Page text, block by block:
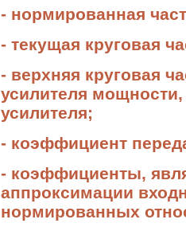
- нормированная
- текущая круговая
- верхняя круговая
усилителя мощности,
усилителя;
- коэффициент
- коэффициенты,
аппроксимации
нормированных